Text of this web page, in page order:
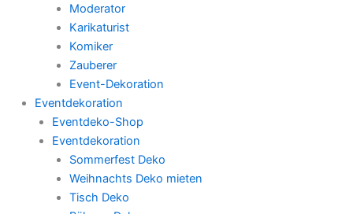
Moderator
Karikaturist
Komiker
Zauberer
Event-Dekoration
Eventdekoration
Eventdeko-Shop
Eventdekoration
Sommerfest Deko
Weihnachts Deko mieten
Tisch Deko